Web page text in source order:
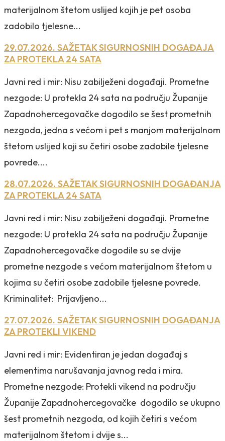
materijalnom štetom uslijed kojih je pet osoba
zadobilo tjelesne...
29.07.2026. SAŽETAK SIGURNOSNIH DOGAĐAJA
ZA PROTEKLA 24 SATA
Javni red i mir: Nisu zabilježeni događaji. Prometne
nezgode: U protekla 24 sata na području Županije
Zapadnohercegovačke dogodilo se šest prometnih
nezgoda, jedna s većom i pet s manjom materijalnom
štetom uslijed koji su četiri osobe zadobile tjelesne
povrede....
28.07.2026. SAŽETAK SIGURNOSNIH DOGAĐANJA
ZA PROTEKLA 24 SATA
Javni red i mir: Nisu zabilježeni događaji. Prometne
nezgode: U protekla 24 sata na području Županije
Zapadnohercegovačke dogodile su se dvije
prometne nezgode s većom materijalnom štetom u
kojima su četiri osobe zadobile tjelesne povrede.
Kriminalitet: Prijavljeno...
27.07.2026. SAŽETAK SIGURNOSNIH DOGAĐANJA
ZA PROTEKLI VIKEND
Javni red i mir: Evidentiran je jedan događaj s
elementima narušavanja javnog reda i mira.
Prometne nezgode: Protekli vikend na području
Županije Zapadnohercegovačke dogodilo se ukupno
šest prometnih nezgoda, od kojih četiri s većom
materijalnom štetom i dvije s...